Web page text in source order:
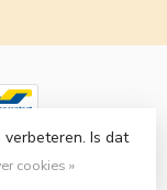
byLightspeed-
Is dat
cookies »